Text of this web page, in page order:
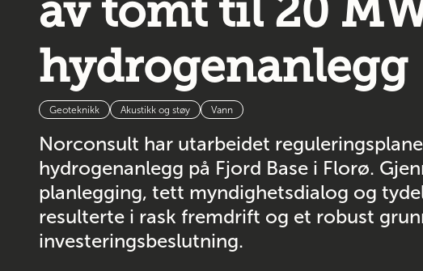
av tomt til 20
hydrogenanlegg
Geoteknikk Akustikk og støy Vann
Norconsult har utarbeidet
hydrogenanlegg på Fjord Base i Florø.
planlegging, tett myndighetsdialog og
resulterte i rask fremdrift og et robust
investeringsbeslutning.